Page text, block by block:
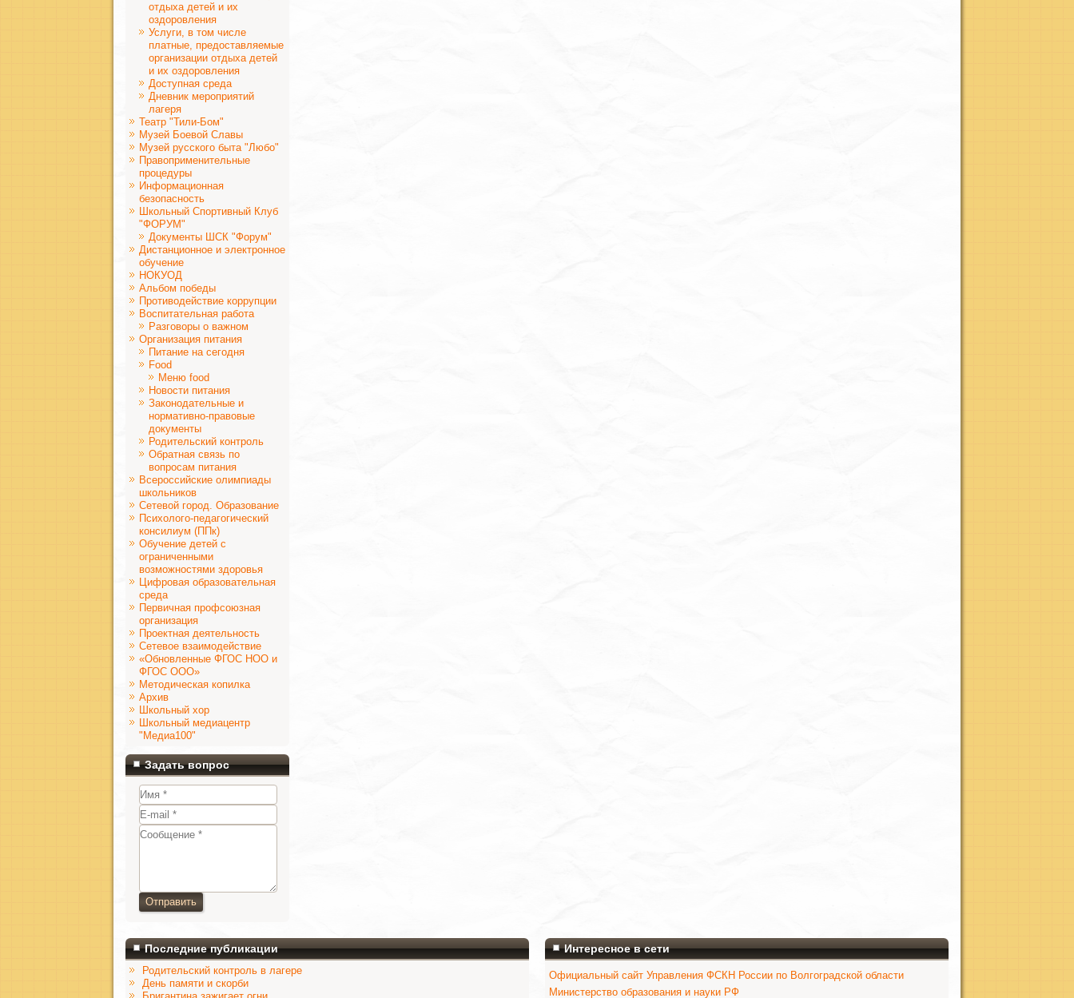
отдыха детей и их
оздоровления
Услуги, в том числе
платные, предоставляемые
организации отдыха детей
и их оздоровления
Доступная среда
Дневник мероприятий
лагеря
Театр "Тили-Бом"
Музей Боевой Славы
Музей русского быта "Любо"
Правоприменительные
процедуры
Информационная
безопасность
Школьный Спортивный Клуб
"ФОРУМ"
Документы ШСК "Форум"
Дистанционное и электронное
обучение
НОКУОД
Альбом победы
Противодействие коррупции
Воспитательная работа
Разговоры о важном
Организация питания
Питание на сегодня
Food
Меню food
Новости питания
Законодательные и
нормативно-правовые
документы
Родительский контроль
Обратная связь по
вопросам питания
Всероссийские олимпиады
школьников
Сетевой город. Образование
Психолого-педагогический
консилиум (ППк)
Обучение детей с
ограниченными
возможностями здоровья
Цифровая образовательная
среда
Первичная профсоюзная
организация
Проектная деятельность
Сетевое взаимодействие
«Обновленные ФГОС НОО и
ФГОС ООО»
Методическая копилка
Архив
Школьный хор
Школьный медиацентр
"Медиа100"
Задать вопрос
Отправить
Последние публикации
Родительский контроль в лагере
День памяти и скорби
Интересное в сети
Официальный сайт Управления ФСКН России по Волгоградской области
Министерство образования и науки РФ